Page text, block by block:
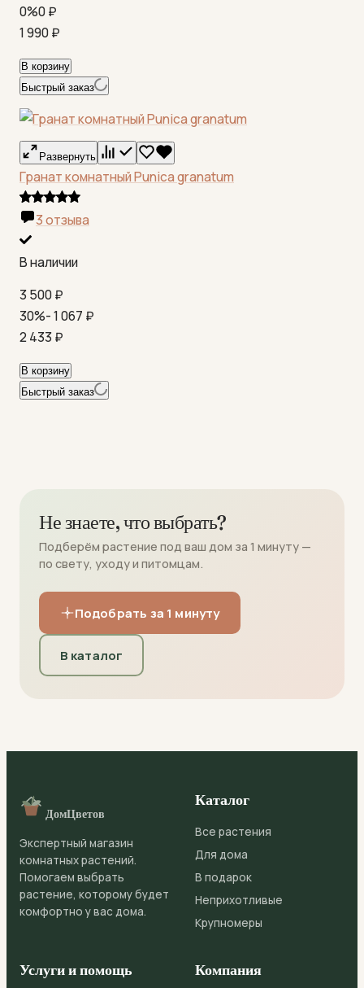
0%0₽
1 990₽
В корзину
Быстрый заказ
Развернуть
Гранат комнатный Punica granatum
3 отзыва
В наличии
3 500₽
30%- 1 067 ₽
2 433₽
В корзину
Быстрый заказ
Не знаете, что выбрать?
Подберём растение под ваш дом за 1 минуту —
по свету, уходу и питомцам.
Подобрать за 1 минуту
В каталог
ДомЦветов
Экспертный магазин
комнатных растений.
Помогаем выбрать
растение, которому будет
комфортно у вас дома.
Каталог
Все растения
Для дома
В подарок
Неприхотливые
Крупномеры
Услуги и помощь Компания